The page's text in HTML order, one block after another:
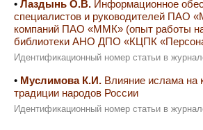
• Лаздынь О.В. Информационное
специалистов и руководителей ПАО
компаний ПАО «ММК» (опыт работы
библиотеки АНО ДПО «КЦПК
Идентификационный номер статьи в
• Муслимова К.И. Влияние ислама на
традиции народов России
Идентификационный номер статьи в